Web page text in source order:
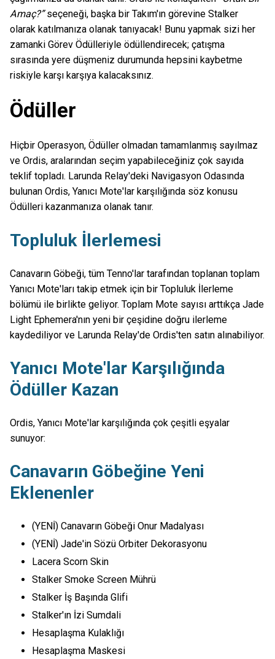
Amaç?”seçeneği, başka bir Takım'ın görevine Stalker
olarak katılmanıza olanak tanıyacak! Bunu yapmak sizi her
zamanki Görev Ödülleriyle ödüllendirecek; çatışma
sırasında yere düşmeniz durumunda hepsini kaybetme
riskiyle karşı karşıya kalacaksınız.
Ödüller
Hiçbir Operasyon, Ödüller olmadan tamamlanmış sayılmaz
ve Ordis, aralarından seçim yapabileceğiniz çok sayıda
teklif topladı. Larunda Relay'deki Navigasyon Odasında
bulunan Ordis, Yanıcı Mote'lar karşılığında söz konusu
Ödülleri kazanmanıza olanak tanır.
Topluluk İlerlemesi
Canavarın Göbeği, tüm Tenno'lar tarafından toplanan toplam
Yanıcı Mote'ları takip etmek için bir Topluluk İlerleme
bölümü ile birlikte geliyor. Toplam Mote sayısı arttıkça Jade
Light Ephemera'nın yeni bir çeşidine doğru ilerleme
kaydediliyor ve Larunda Relay'de Ordis'ten satın alınabiliyor.
Yanıcı Mote'lar Karşılığında
Ödüller Kazan
Ordis, Yanıcı Mote'lar karşılığında çok çeşitli eşyalar
sunuyor:
Canavarın Göbeğine Yeni
Eklenenler
(YENİ) Canavarın Göbeği Onur Madalyası
(YENİ) Jade'in Sözü Orbiter Dekorasyonu
Lacera Scorn Skin
Stalker Smoke Screen Mührü
Stalker İş Başında Glifi
Stalker'ın İzi Sumdali
Hesaplaşma Kulaklığı
Hesaplaşma Maskesi